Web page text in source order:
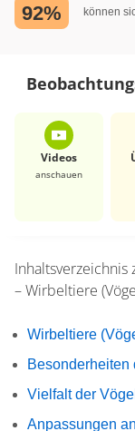
92% können
Videos
anschauen
Inhaltsverzeichnis
– Wirbeltiere
Wirbeltiere
Besonderheiten
Vielfalt der Vögel
Anpassungen